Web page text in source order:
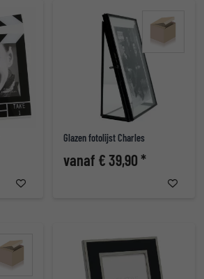
Glazen fotolijst Charles
vanaf € 39,90 *